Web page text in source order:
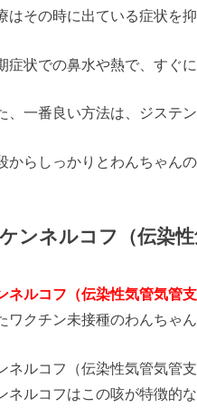
はその時に出ている症状を
症状での鼻水や熱で、すぐ
、一番良い方法は、ジステ
からしっかりとわんちゃん
ケンネルコフ（伝染性
ネルコフ（伝染性気管気管支
ワクチン未接種のわんちゃ
ネルコフ（伝染性気管気管支
ネルコフはこの咳が特徴的